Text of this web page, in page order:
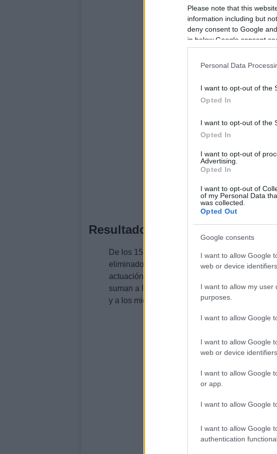
Please note that this
information including but
deny consent to Google
in below Google consent
Personal Data
I want to opt-out of the
Opted In
I want to opt-out of the
Opted In
I want to opt-out of
Advertising.
Opted In
I want to opt-out of
of my Personal Data
was collected.
Opted Out
Google consents
I want to allow Google
web or device
I want to allow my user
purposes.
I want to allow Google
I want to allow Google
web or device
I want to allow Google
or app.
I want to allow Google
I want to allow Google
authentication
Resultados de la semifinal
De los 15 participantes, solo 10 lograron
eliminados. Este formato de competencia
actuación puede ser decisiva para el futuro de
suman a los países que ya tienen un lugar
y a los miembros del Big Five.